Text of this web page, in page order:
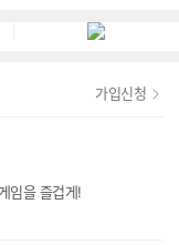
가입신청
임을 즐겁게!